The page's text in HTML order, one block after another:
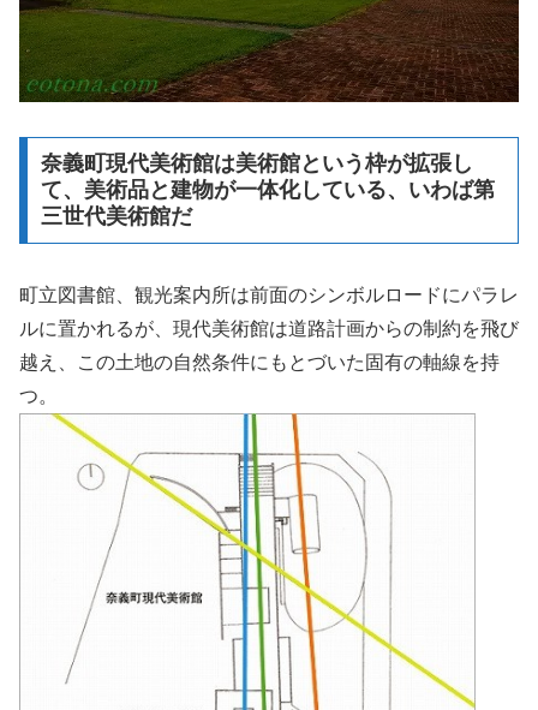
奈義町現代美術館は美術館という枠が拡張し
て、美術品と建物が一体化している、いわば第
三世代美術館だ
町立図書館、観光案内所は前面のシンボルロードにパラレ
ルに置かれるが、現代美術館は道路計画からの制約を飛び
越え、この土地の自然条件にもとづいた固有の軸線を持
つ。